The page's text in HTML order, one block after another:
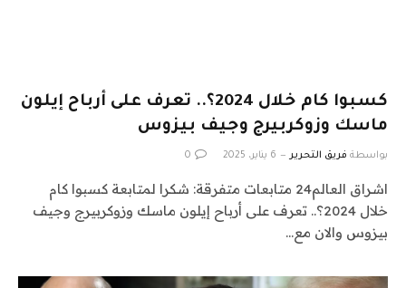
كسبوا كام خلال 2024؟.. تعرف على أرباح إيلون
ماسك وزوكربيرج وجيف بيزوس
بواسطة فريق التحرير 6 يناير، 2025 0
اشراق العالم24 متابعات متفرقة: شكرا لمتابعة كسبوا كام
خلال 2024؟.. تعرف على أرباح إيلون ماسك وزوكربيرج وجيف
بيزوس والان مع…